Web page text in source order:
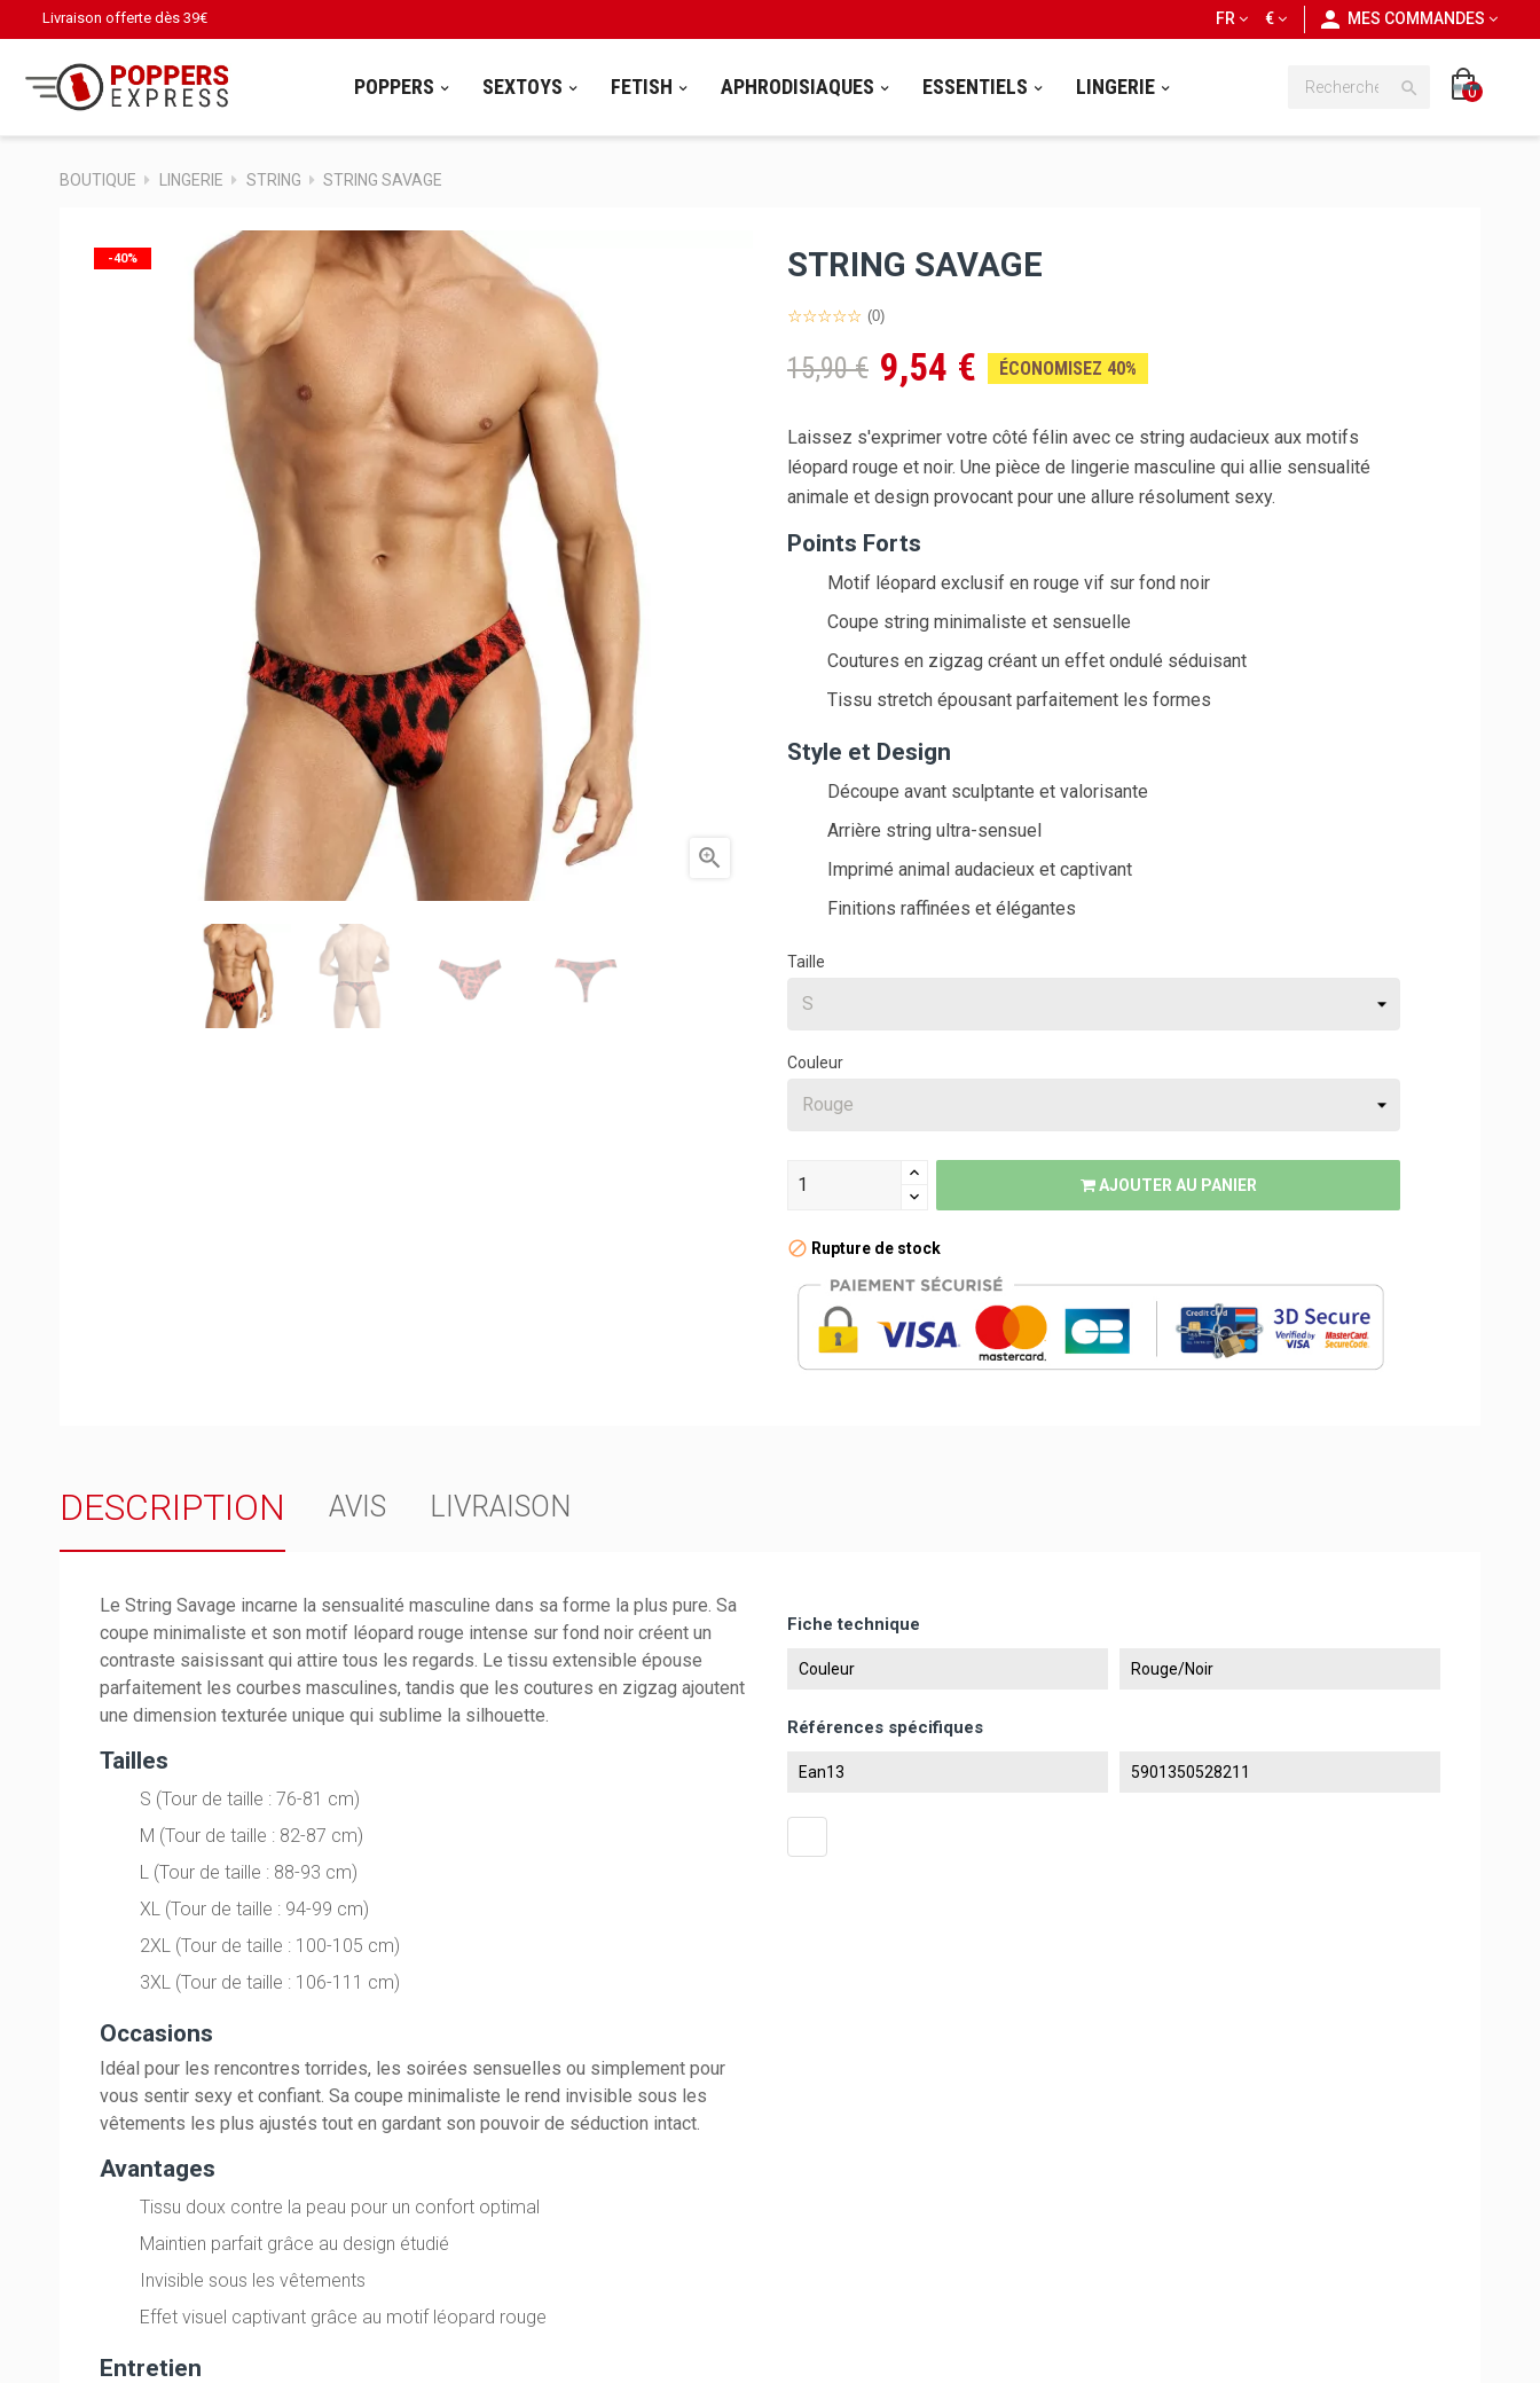
Livraison offerte dès 39€ personnMES COMMANDES
€
FR
POPPERS SEXTOYS FETISH APHRODISIAQUES ESSENTIELS LINGERIE  0
BOUTIQUE LINGERIE STRING STRING SAVAGE
-40%

STRING SAVAGE
(0)
15,90 € 9,54 € ÉCONOMISEZ 40%
Laissez s'exprimer votre côté félin avec ce string audacieux aux motifs
léopard rouge et noir. Une pièce de lingerie masculine qui allie sensualité
animale et design provocant pour une allure résolument sexy.
Points Forts
Motif léopard exclusif en rouge vif sur fond noir
Coupe string minimaliste et sensuelle
Coutures en zigzag créant un effet ondulé séduisant
Tissu stretch épousant parfaitement les formes
Style et Design
Découpe avant sculptante et valorisante
Arrière string ultra-sensuel
Imprimé animal audacieux et captivant
Finitions raffinées et élégantes
Taille
Couleur
AJOUTER AU PANIER
Rupture de stock
DESCRIPTION AVIS LIVRAISON
Le String Savage incarne la sensualité masculine dans sa forme la plus pure. Sa
coupe minimaliste et son motif léopard rouge intense sur fond noir créent un
contraste saisissant qui attire tous les regards. Le tissu extensible épouse
parfaitement les courbes masculines, tandis que les coutures en zigzag ajoutent
une dimension texturée unique qui sublime la silhouette.
Tailles
S (Tour de taille : 76-81 cm)
M (Tour de taille : 82-87 cm)
L (Tour de taille : 88-93 cm)
XL (Tour de taille : 94-99 cm)
2XL (Tour de taille : 100-105 cm)
3XL (Tour de taille : 106-111 cm)
Occasions
Idéal pour les rencontres torrides, les soirées sensuelles ou simplement pour
vous sentir sexy et confiant. Sa coupe minimaliste le rend invisible sous les
vêtements les plus ajustés tout en gardant son pouvoir de séduction intact.
Avantages
Tissu doux contre la peau pour un confort optimal
Maintien parfait grâce au design étudié
Invisible sous les vêtements
Effet visuel captivant grâce au motif léopard rouge
Entretien
Fiche technique
Couleur Rouge/Noir
Références spécifiques
Ean13 5901350528211